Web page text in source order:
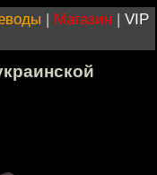
| Магазин | VIP